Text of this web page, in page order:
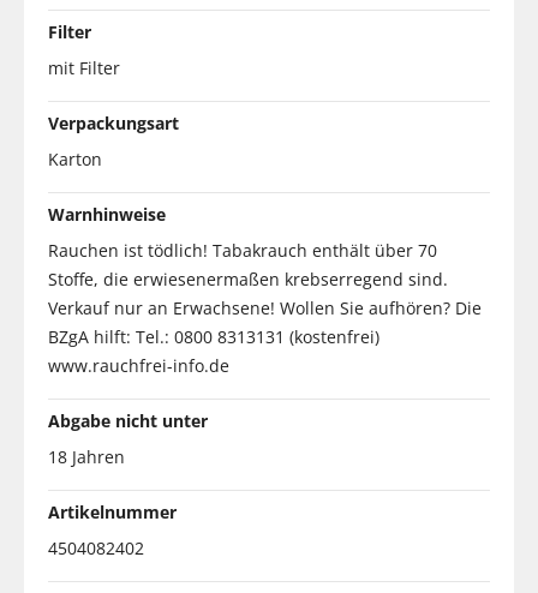
Filter
mit Filter
Verpackungsart
Karton
Warnhinweise
Rauchen ist tödlich! Tabakrauch enthält über 70
Stoffe, die erwiesenermaßen krebserregend sind.
Verkauf nur an Erwachsene! Wollen Sie aufhören? Die
BZgA hilft: Tel.: 0800 8313131 (kostenfrei)
www.rauchfrei-info.de
Abgabe nicht unter
18 Jahren
Artikelnummer
4504082402